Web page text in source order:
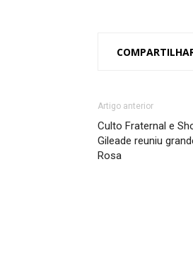
Artigo anterior
Culto Fraternal e
Gileade reuniu
Rosa